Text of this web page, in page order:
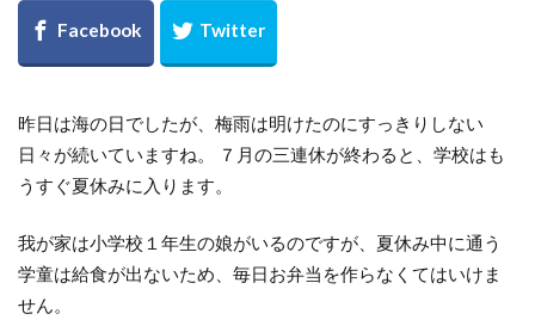
昨日は海の日でしたが、梅雨は明けたのにすっきりしない
日々が続いていますね。 ７月の三連休が終わると、学校はも
うすぐ夏休みに入ります。
我が家は小学校１年生の娘がいるのですが、夏休み中に通う
学童は給食が出ないため、毎日お弁当を作らなくてはいけま
せん。